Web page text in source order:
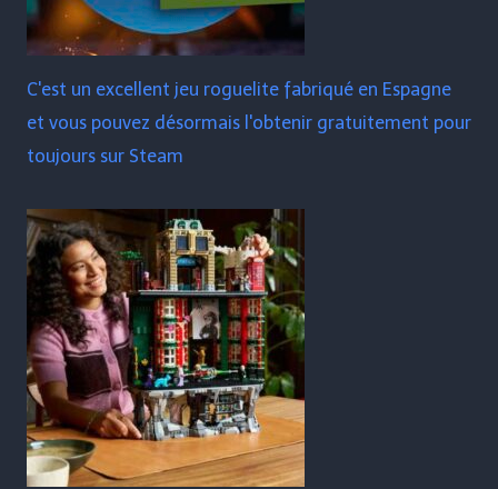
C'est un excellent jeu roguelite fabriqué en Espagne
et vous pouvez désormais l'obtenir gratuitement pour
toujours sur Steam